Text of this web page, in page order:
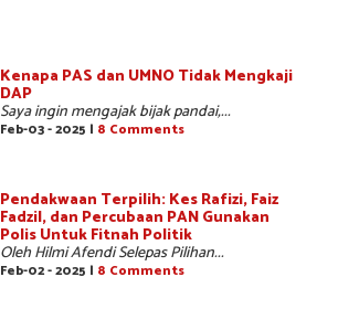
Kenapa PAS dan UMNO Tidak Mengkaji
DAP
Saya ingin mengajak bijak pandai,...
Feb-03 - 2025 | 8 Comments
Pendakwaan Terpilih: Kes Rafizi, Faiz
Fadzil, dan Percubaan PAN Gunakan
Polis Untuk Fitnah Politik
Oleh Hilmi Afendi Selepas Pilihan...
Feb-02 - 2025 | 8 Comments